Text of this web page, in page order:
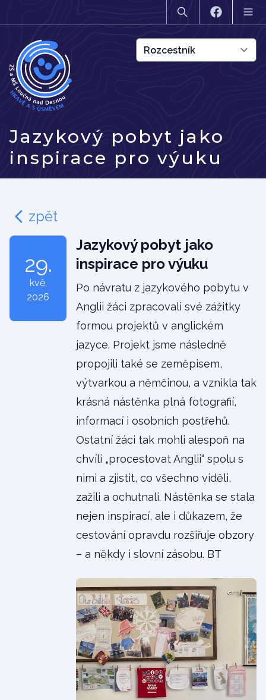
Jazykový pobyt jako
inspirace pro výuku
zpět
29.
kvě,
2026
Jazykový pobyt jako
inspirace pro výuku
Po návratu z jazykového pobytu v
Anglii žáci zpracovali své zážitky
formou projektů v anglickém
jazyce. Projekt jsme následně
propojili také se zeměpisem,
výtvarkou a němčinou, a vznikla tak
krásná nástěnka plná fotografií,
informací i osobních postřehů.
Ostatní žáci tak mohli alespoň na
chvíli „procestovat Anglii“ spolu s
nimi a zjistit, co všechno viděli,
zažili a ochutnali. Nástěnka se stala
nejen inspirací, ale i důkazem, že
cestování opravdu rozšiřuje obzory
– a někdy i slovní zásobu. BT